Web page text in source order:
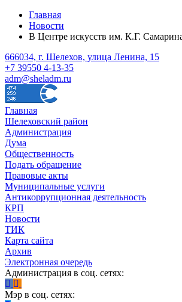
Главная
Новости
В Центре искусств им. К.Г.
666034, г. Шелехов, улица Ленина, 15
+7 39550 4-13-35
adm@sheladm.ru
Главная
Шелеховский район
Администрация
Дума
Общественность
Подать обращение
Правовые акты
Муниципальные услуги
Антикоррупционная деятельность
КРП
Новости
ТИК
Карта сайта
Архив
Электронная очередь
Администрация в соц. сетях:
Мэр в соц. сетях: